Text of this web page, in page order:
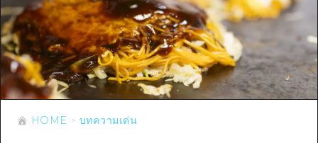
ศิลปะ
งานอีเว้นท์ / เทศกาล
อาหารรสเลิศ / สุรา
การปั่นจักรยาน
คู่มือ Dive! Hiroshima
ฮิโรชิม่า โมชิ โมชิ ทราเวล
บริเวณรอบเมืองฮิโรชิม่า
จุดหมายปลายทาง
รายการ
บริเวณรอบเมืองฮิโรชิม่า
อากิ
บิงโก
อีเว้นท์
ข้อมูลตามฤดูกาล
ข้อมูลที่เป็นประโยชน์
HOME บทความเด่น